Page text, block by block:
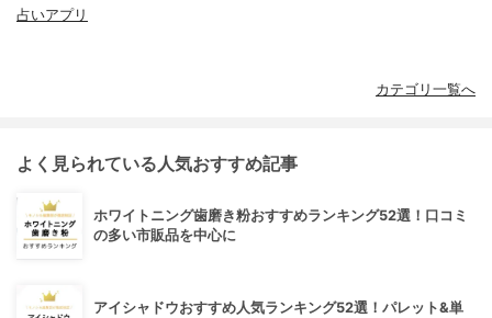
占いアプリ
カテゴリ一覧へ
よく見られている人気おすすめ記事
ホワイトニング歯磨き粉おすすめランキング52選！口コミ
の多い市販品を中心に
アイシャドウおすすめ人気ランキング52選！パレット&単